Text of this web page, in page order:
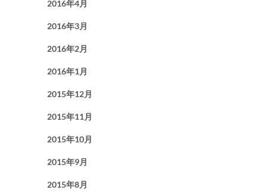
2016年4月
2016年3月
2016年2月
2016年1月
2015年12月
2015年11月
2015年10月
2015年9月
2015年8月